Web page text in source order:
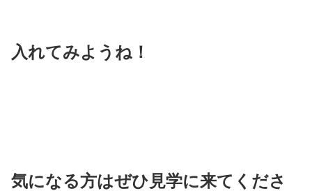
入れてみようね！
気になる方はぜひ見学に来てくださ